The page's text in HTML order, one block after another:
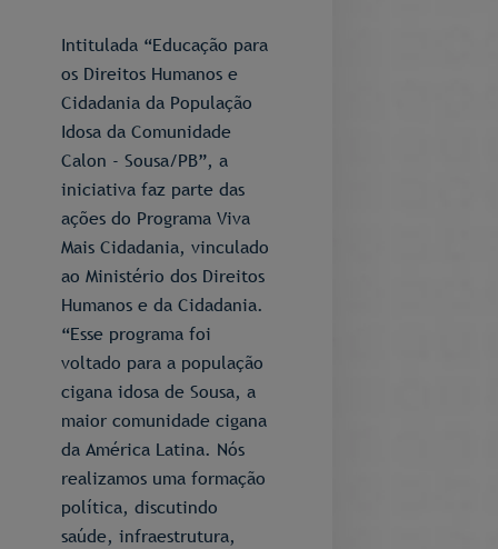
Intitulada “Educação para
os Direitos Humanos e
Cidadania da População
Idosa da Comunidade
Calon - Sousa/PB”, a
iniciativa faz parte das
ações do Programa Viva
Mais Cidadania, vinculado
ao Ministério dos Direitos
Humanos e da Cidadania.
“Esse programa foi
voltado para a população
cigana idosa de Sousa, a
maior comunidade cigana
da América Latina. Nós
realizamos uma formação
política, discutindo
saúde, infraestrutura,